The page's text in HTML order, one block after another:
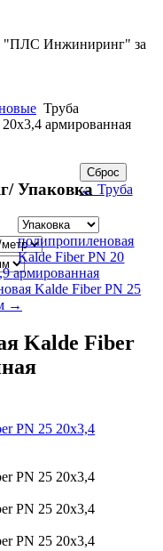
"ПЛС Инжиниринг" за
Труба
армированная
Упаковка← Труба
полипропиленовая
Kalde Fiber PN 20
армированная
Kalde Fiber PN 25
→
Kalde Fiber